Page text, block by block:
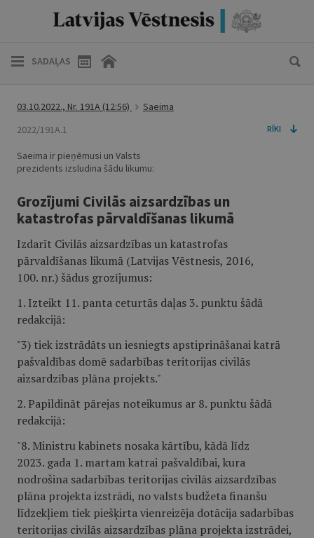
SADAĻAS
03.10.2022., Nr. 191A (12:56)
Saeima
2022/191A.1
RĪKI
Saeima ir pieņēmusi un Valsts
prezidents izsludina šādu likumu:
Grozījumi Civilās aizsardzības un
katastrofas pārvaldīšanas likumā
Izdarīt Civilās aizsardzības un katastrofas
pārvaldīšanas likumā (Latvijas Vēstnesis, 2016,
100. nr.) šādus grozījumus:
1. Izteikt 11. panta ceturtās daļas 3. punktu šādā
redakcijā:
"3) tiek izstrādāts un iesniegts apstiprināšanai katrā
pašvaldības domē sadarbības teritorijas civilās
aizsardzības plāna projekts."
2. Papildināt pārejas noteikumus ar 8. punktu šādā
redakcijā:
"8. Ministru kabinets nosaka kārtību, kādā līdz
2023. gada 1. martam katrai pašvaldībai, kura
nodrošina sadarbības teritorijas civilās aizsardzības
plāna projekta izstrādi, no valsts budžeta finanšu
līdzekļiem tiek piešķirta vienreizēja dotācija sadarbības
teritorijas civilās aizsardzības plāna projekta izstrādei,